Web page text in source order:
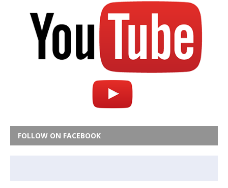
FOLLOW ON FACEBOOK